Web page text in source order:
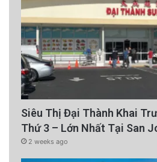
Siêu Thị Đại Thành Khai
Thứ 3 – Lớn Nhất Tại San
2 weeks ago